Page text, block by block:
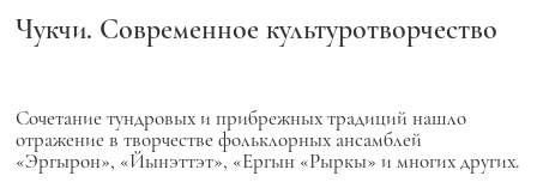
Чукчи. Современное культуротворчество
Сочетание тундровых и прибрежных традиций нашло
отражение в творчестве фольклорных ансамблей
«Эргырон», «Йынэттэт», «Ергын «Рыркы» и многих других.